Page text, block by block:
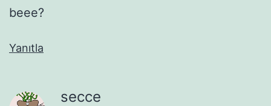
beee?
Yanıtla
secce